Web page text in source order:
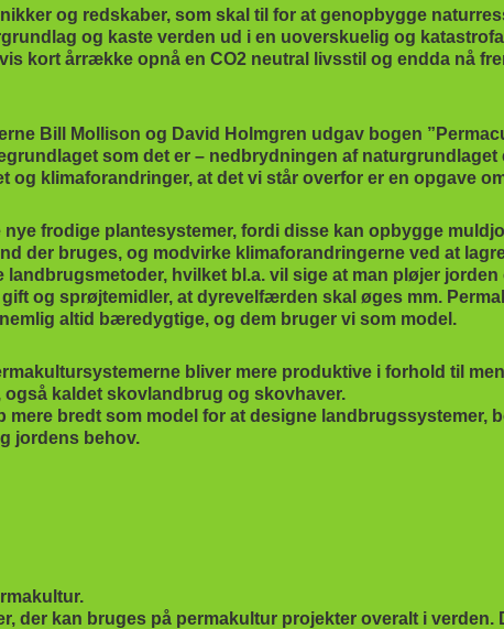
og redskaber, som skal til for at genopbygge
og kaste verden ud i en uoverskuelig og
kort årrække opnå en CO2 neutral livsstil og endda nå
Bill Mollison og David Holmgren udgav bogen
som det er – nedbrydningen af
og klimaforandringer, at det vi står overfor er en opgave
frodige plantesystemer, fordi disse kan opbygge
der bruges, og modvirke klimaforandringerne ved at
hvilket bl.a. vil sige at man pløjer jorden
og sprøjtemidler, at dyrevelfærden skal øges mm.
altid bæredygtige, og dem bruger vi som model.
bliver mere produktive i forhold til
kaldet skovlandbrug og skovhaver.
bredt som model for at designe
jordens behov.
der kan bruges på permakultur projekter overalt i